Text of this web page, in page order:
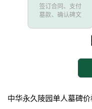
签订合同、支付
墓款、确认碑文